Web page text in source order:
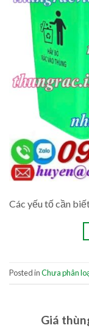
Các yếu tố cần
Posted inChưa phân
Giá